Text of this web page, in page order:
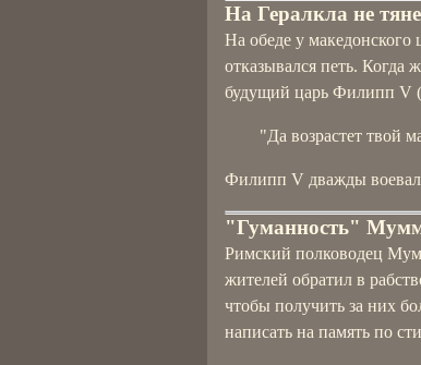
На Гералкла не
На обеде у македонского
отказывался петь.
будущий царь Филипп V
"Да возрастет твой
Филипп V дважды воевал
"Гуманность"
Римский полководец
жителей обратил в
чтобы получить за них
написать на память по